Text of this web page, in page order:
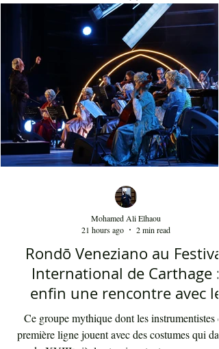
October 2018
(6) 6 posts
April 2018
(3)3 posts
March 2018(2)2 posts
Rondō Veneziano au Festival
International de Carthage :
enfin une rencontre avec le
Mohamed Ali Elhaou
21 hours ago
2 min read